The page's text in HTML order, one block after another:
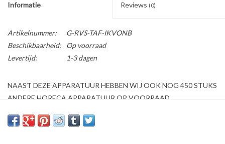
Informatie Reviews (0)
Artikelnummer:
G-RVS-TAF-IKVONB
Beschikbaarheid:
Op voorraad
Levertijd:
1-3 dagen
NAAST DEZE APPARATUUR HEBBEN WIJ OOK NOG 450 STUKS
ANDERE HORECA APPARATUUR OP VOORRAAD
Kijk ook op onze website horecaprofessionalcenter punt nl, om
direct te kunnen bestellen.